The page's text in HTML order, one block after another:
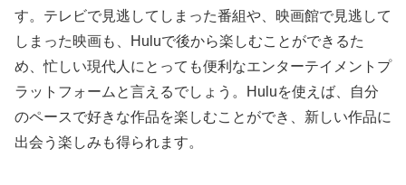
す。テレビで見逃してしまった番組や、映画館で見逃して
しまった映画も、Huluで後から楽しむことができるた
め、忙しい現代人にとっても便利なエンターテイメントプ
ラットフォームと言えるでしょう。Huluを使えば、自分
のペースで好きな作品を楽しむことができ、新しい作品に
出会う楽しみも得られます。